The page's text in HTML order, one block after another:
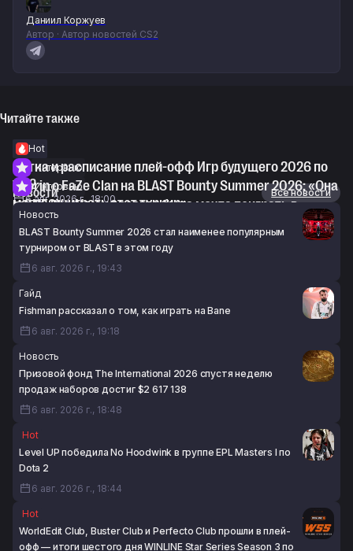
Даниил Коржуев
Автор · Автор новостей CS2
Читайте также
Hot
Сетка и расписание плей-офф Игр будущего 2026 по
CS2
6 авг. 2026 г., 18:00
Интервью
Thorin о FaZe Clan на BLAST Bounty Summer 2026: «Она
могла выиграть этот турнир»
6 авг. 2026 г., 17:23
Интервью
m0NESY: «У меня всегда была мечта поиграть в
составе NAVI 2021-го года»
6 авг. 2026 г., 15:48
Новости
Все новости
Новость
BLAST Bounty Summer 2026 стал наименее популярным
турниром от BLAST в этом году
6 авг. 2026 г., 19:43
Гайд
Fishman рассказал о том, как играть на Bane
6 авг. 2026 г., 19:18
Новость
Призовой фонд The International 2026 спустя неделю
продаж наборов достиг $2 617 138
6 авг. 2026 г., 18:48
Hot
Level UP победила No Hoodwink в группе EPL Masters I по
Dota 2
6 авг. 2026 г., 18:44
Hot
WorldEdit Club, Buster Club и Perfecto Club прошли в плей-
офф — итоги шестого дня WINLINE Star Series Season 3 по